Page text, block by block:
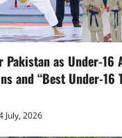
as Under-16
and “Best Under-16
July, 2026